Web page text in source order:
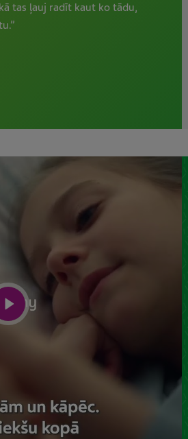
tas ļauj radīt kaut ko tādu,